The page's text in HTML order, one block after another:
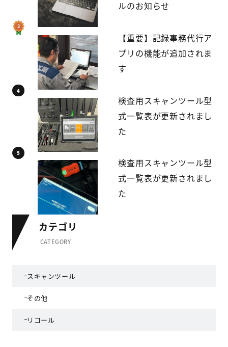
ルのお知らせ
【重要】記録事務代行ア
プリの機能が追加されま
す
検査用スキャンツール型
式一覧表が更新されまし
た
検査用スキャンツール型
式一覧表が更新されまし
た
カテゴリ
CATEGORY
スキャンツール
その他
リコール